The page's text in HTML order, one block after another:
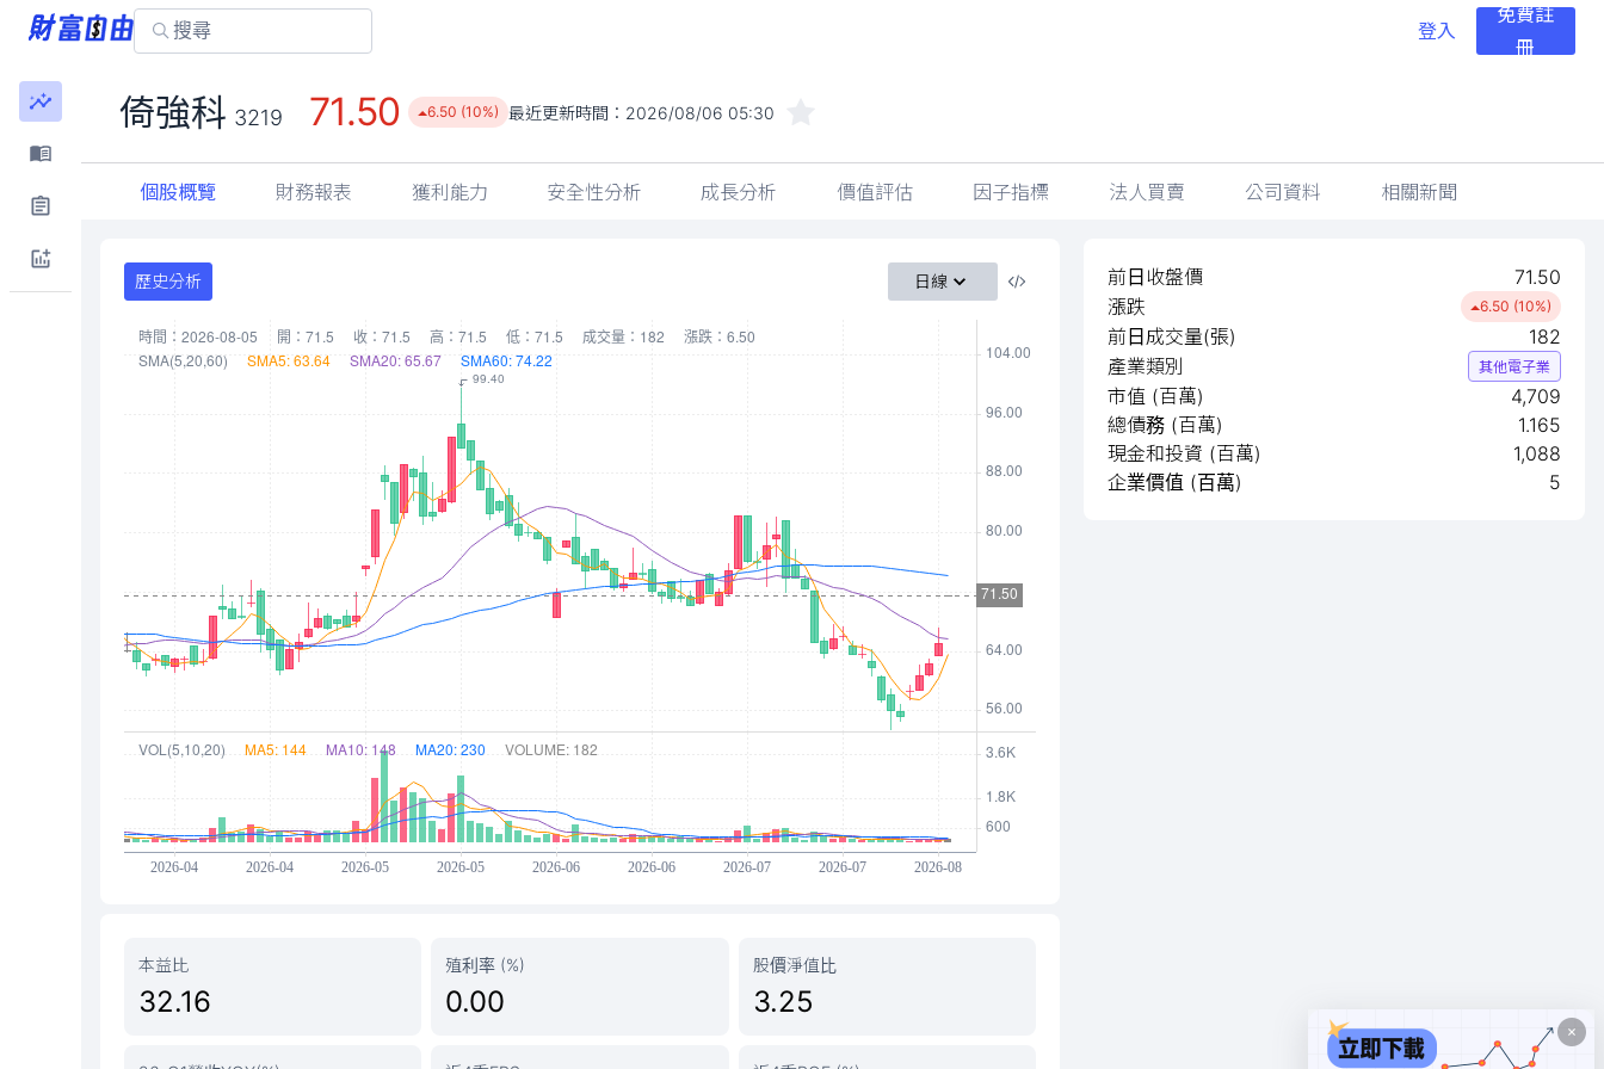
登入
免費註
冊
倚強科 3219 71.50 6.50 (10%) 最近更新時間： 2026/08/06 05:30
個股概覽 財務報表 獲利能力 安全性分析 成長分析 價值評估 因子指標 法人買賣 公司資料 相關新聞
歷史分析 日線
本益比
32.16
殖利率 (%)
0.00
股價淨值比
3.25
前日收盤價
71.50
漲跌
6.50 (10%)
前日成交量(張)
182
產業類別
其他電子業
市值 (百萬)
4,709
總債務 (百萬)
1.165
現金和投資 (百萬)
1,088
企業價值 (百萬)
5